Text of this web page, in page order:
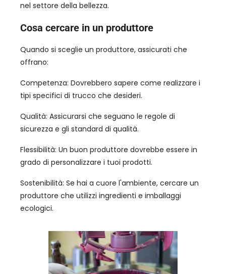
nel settore della bellezza.
Cosa cercare in un produttore
Quando si sceglie un produttore, assicurati che
offrano:
Competenza: Dovrebbero sapere come realizzare i
tipi specifici di trucco che desideri.
Qualità: Assicurarsi che seguano le regole di
sicurezza e gli standard di qualità.
Flessibilità: Un buon produttore dovrebbe essere in
grado di personalizzare i tuoi prodotti.
Sostenibilità: Se hai a cuore l'ambiente, cercare un
produttore che utilizzi ingredienti e imballaggi
ecologici.